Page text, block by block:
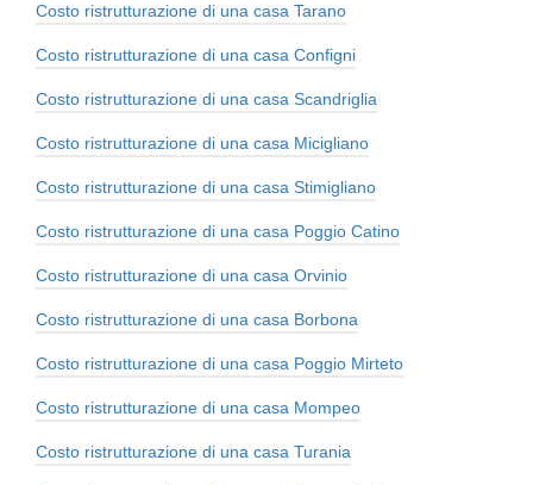
Costo ristrutturazione di una casa Tarano
Costo ristrutturazione di una casa Configni
Costo ristrutturazione di una casa Scandriglia
Costo ristrutturazione di una casa Micigliano
Costo ristrutturazione di una casa Stimigliano
Costo ristrutturazione di una casa Poggio Catino
Costo ristrutturazione di una casa Orvinio
Costo ristrutturazione di una casa Borbona
Costo ristrutturazione di una casa Poggio Mirteto
Costo ristrutturazione di una casa Mompeo
Costo ristrutturazione di una casa Turania